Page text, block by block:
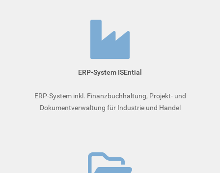
ERP-System ISEntial
ERP-System inkl. Finanzbuchhaltung, Projekt- und
Dokumentverwaltung für Industrie und Handel